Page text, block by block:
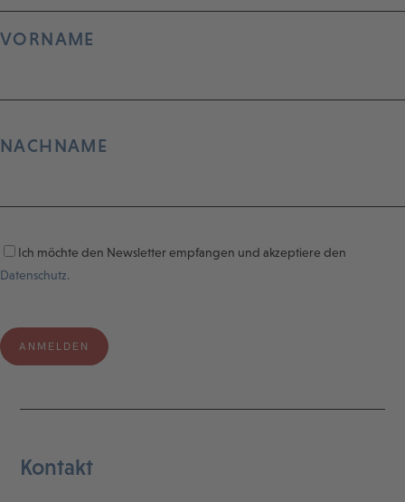
VORNAME
NACHNAME
Ich möchte den Newsletter empfangen und akzeptiere den
Datenschutz.
Kontakt